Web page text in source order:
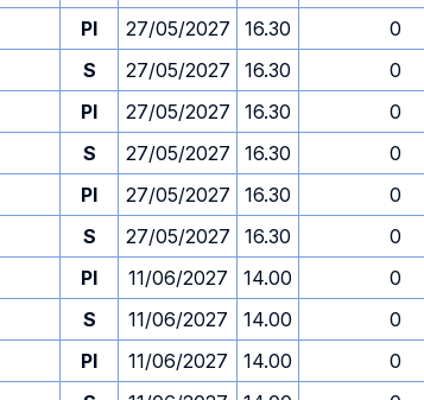
PI 27/05/2027 16.30 0
S 27/05/2027 16.30 0
PI 27/05/2027 16.30 0
S 27/05/2027 16.30 0
PI 27/05/2027 16.30 0
S 27/05/2027 16.30 0
PI 11/06/2027 14.00 0
S 11/06/2027 14.00 0
PI 11/06/2027 14.00 0